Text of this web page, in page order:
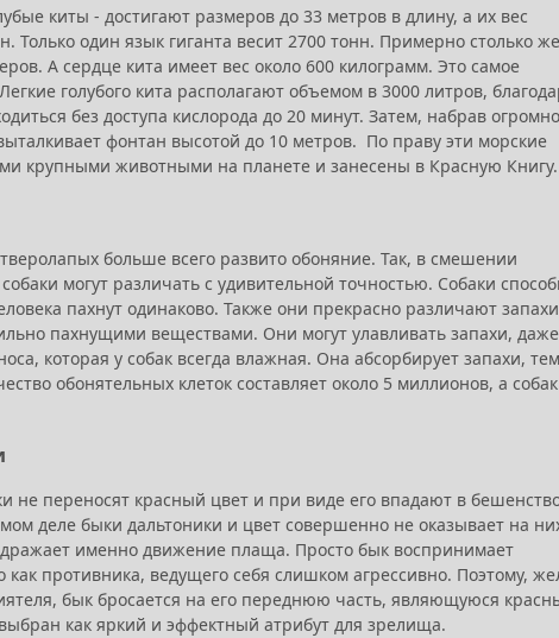
киты - достигают размеров до 33 метров в длину, а их вес
Только один язык гиганта весит 2700 тонн. Примерно столько же
А сердце кита имеет вес около 600 килограмм. Это самое
голубого кита располагают объемом в 3000 литров,
без доступа кислорода до 20 минут. Затем, набрав
фонтан высотой до 10 метров. По праву эти морские
крупными животными на планете и занесены в Красную Книгу.
больше всего развито обоняние. Так, в смешении
могут различать с удивительной точностью. Собаки
пахнут одинаково. Также они прекрасно различают запахи
пахнущими веществами. Они могут улавливать запахи, даже
которая у собак всегда влажная. Она абсорбирует запахи, тем
обонятельных клеток составляет около 5 миллионов, а
не переносят красный цвет и при виде его впадают в
деле быки дальтоники и цвет совершенно не оказывает на
именно движение плаща. Просто бык воспринимает
как противника, ведущего себя слишком агрессивно. Поэтому,
бык бросается на его переднюю часть, являющуюся
как яркий и эффектный атрибут для зрелища.